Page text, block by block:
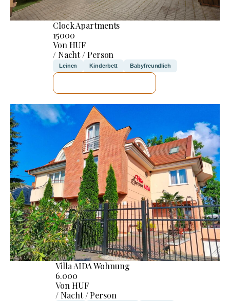
Clock Apartments
15000
Von HUF
/ Nacht / Person
Leinen Kinderbett Babyfreundlich
Villa AIDA Wohnung
6.000
Von HUF
/ Nacht / Person